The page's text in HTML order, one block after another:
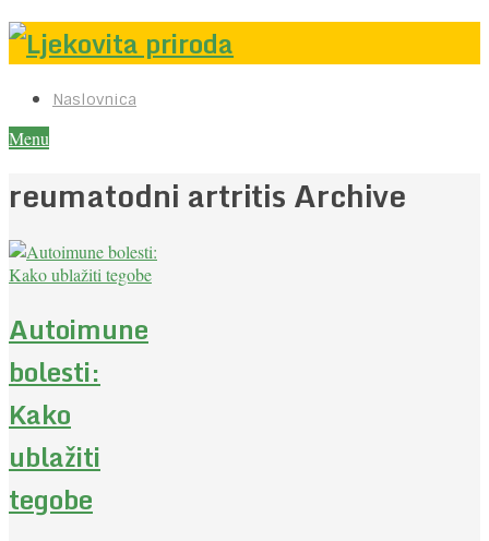
Naslovnica
Menu
reumatodni artritis Archive
Autoimune
bolesti:
Kako
ublažiti
tegobe